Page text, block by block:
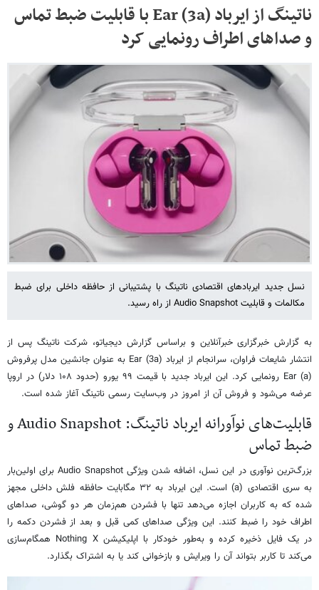
ناتینگ از ایرباد Ear (3a) با قابلیت ضبط تماس
و صداهای اطراف رونمایی کرد
نسل جدید ایربادهای اقتصادی ناتینگ با پشتیبانی از حافظه داخلی برای ضبط
مکالمات و قابلیت Audio Snapshot از راه رسید.
به گزارش خبرگزاری خبرآنلاین و براساس گزارش دیجیاتو، شرکت ناتینگ پس از
انتشار شایعات فراوان، سرانجام از ایرباد Ear (3a) به عنوان جانشین مدل پرفروش
Ear (a) رونمایی کرد. این ایرباد جدید با قیمت ۹۹ یورو (حدود ۱۰۸ دلار) در اروپا
عرضه می‌شود و فروش آن از امروز در وب‌سایت رسمی ناتینگ آغاز شده است.
قابلیت‌های نوآورانه ایرباد ناتینگ: Audio Snapshot و
ضبط تماس
بزرگ‌ترین نوآوری در این نسل، اضافه شدن ویژگی Audio Snapshot برای اولین‌بار
به سری اقتصادی (a) است. این ایرباد به ۳۲ مگابایت حافظه فلش داخلی مجهز
شده که به کاربران اجازه می‌دهد تنها با فشردن هم‌زمان هر دو گوشی، صداهای
اطراف خود را ضبط کنند. این ویژگی صداهای کمی قبل و بعد از فشردن دکمه را
در یک فایل ذخیره کرده و به‌طور خودکار با اپلیکیشن Nothing X همگام‌سازی
می‌کند تا کاربر بتواند آن را ویرایش و بازخوانی کند یا به اشتراک بگذارد.